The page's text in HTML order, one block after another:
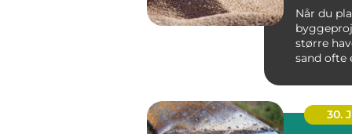
Når du
større
sand ofte
30.